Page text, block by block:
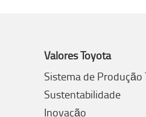
Valores Toyota
Sistema de Produção
Sustentabilidade
Inovação